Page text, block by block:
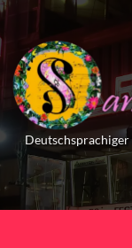
Skip
to
content